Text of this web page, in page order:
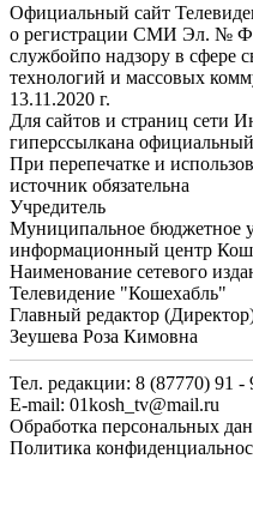
Официальный сайт
о регистрации СМИ Эл. №
службойпо надзору в сфере
технологий и массовых
13.11.2020 г.
Для сайтов и страниц сети
гиперссылкана
При перепечатке и
источник обязательна
Учредитель
Муниципальное бюджетное
информационный центр
Наименование сетевого
Телевидение "Кошехабль"
Главный редактор
Зеушева Роза Кимовна
Тел. редакции: 8 (87770) 91 -
E-mail: 01kosh_tv@mail.ru
Обработка персональных
Политика